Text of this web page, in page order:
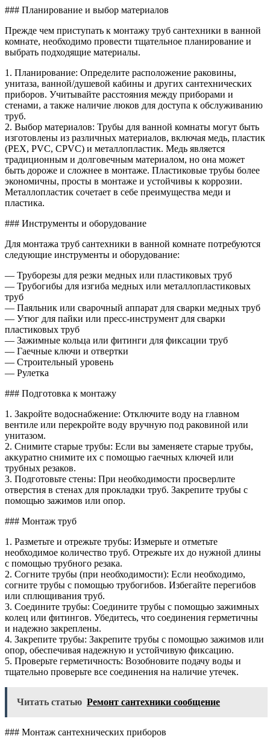
### Планирование и выбор материалов
Прежде чем приступать к монтажу труб сантехники в ванной
комнате, необходимо провести тщательное планирование и
выбрать подходящие материалы.
1. Планирование: Определите расположение раковины,
унитаза, ванной/душевой кабины и других сантехнических
приборов. Учитывайте расстояния между приборами и
стенами, а также наличие люков для доступа к обслуживанию
труб.
2. Выбор материалов: Трубы для ванной комнаты могут быть
изготовлены из различных материалов, включая медь, пластик
(PEX, PVC, CPVC) и металлопластик. Медь является
традиционным и долговечным материалом, но она может
быть дороже и сложнее в монтаже. Пластиковые трубы более
экономичны, просты в монтаже и устойчивы к коррозии.
Металлопластик сочетает в себе преимущества меди и
пластика.
### Инструменты и оборудование
Для монтажа труб сантехники в ванной комнате потребуются
следующие инструменты и оборудование:
— Труборезы для резки медных или пластиковых труб
— Трубогибы для изгиба медных или металлопластиковых
труб
— Паяльник или сварочный аппарат для сварки медных труб
— Утюг для пайки или пресс-инструмент для сварки
пластиковых труб
— Зажимные кольца или фитинги для фиксации труб
— Гаечные ключи и отвертки
— Строительный уровень
— Рулетка
### Подготовка к монтажу
1. Закройте водоснабжение: Отключите воду на главном
вентиле или перекройте воду вручную под раковиной или
унитазом.
2. Снимите старые трубы: Если вы заменяете старые трубы,
аккуратно снимите их с помощью гаечных ключей или
трубных резаков.
3. Подготовьте стены: При необходимости просверлите
отверстия в стенах для прокладки труб. Закрепите трубы с
помощью зажимов или опор.
### Монтаж труб
1. Разметьте и отрежьте трубы: Измерьте и отметьте
необходимое количество труб. Отрежьте их до нужной длины
с помощью трубного резака.
2. Согните трубы (при необходимости): Если необходимо,
согните трубы с помощью трубогибов. Избегайте перегибов
или сплющивания труб.
3. Соедините трубы: Соедините трубы с помощью зажимных
колец или фитингов. Убедитесь, что соединения герметичны
и надежно закреплены.
4. Закрепите трубы: Закрепите трубы с помощью зажимов или
опор, обеспечивая надежную и устойчивую фиксацию.
5. Проверьте герметичность: Возобновите подачу воды и
тщательно проверьте все соединения на наличие утечек.
Читать статью Ремонт сантехники сообщение
### Монтаж сантехнических приборов